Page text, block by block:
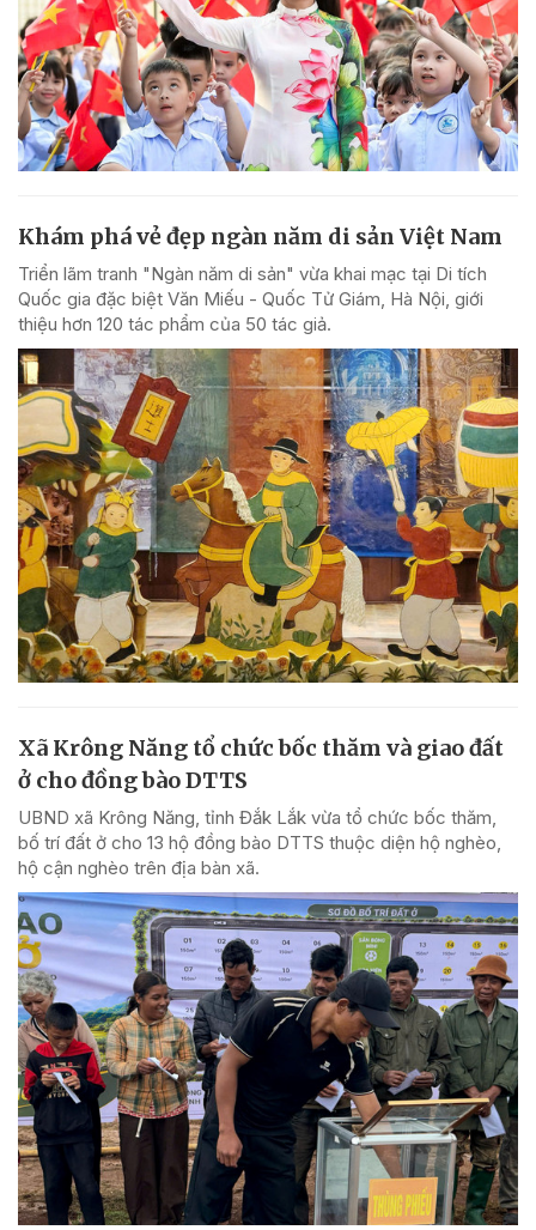
Khám phá vẻ đẹp ngàn năm di sản Việt Nam
Triển lãm tranh "Ngàn năm di sản" vừa khai mạc tại Di tích
Quốc gia đặc biệt Văn Miếu - Quốc Tử Giám, Hà Nội, giới
thiệu hơn 120 tác phẩm của 50 tác giả.
Xã Krông Năng tổ chức bốc thăm và giao đất
ở cho đồng bào DTTS
UBND xã Krông Năng, tỉnh Đắk Lắk vừa tổ chức bốc thăm,
bố trí đất ở cho 13 hộ đồng bào DTTS thuộc diện hộ nghèo,
hộ cận nghèo trên địa bàn xã.